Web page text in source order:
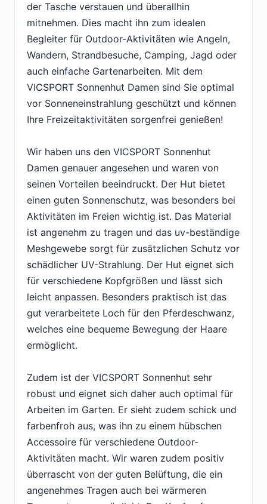
der Tasche verstauen und überallhin
mitnehmen. Dies macht ihn zum idealen
Begleiter für Outdoor-Aktivitäten wie Angeln,
Wandern, Strandbesuche, Camping, Jagd oder
auch einfache Gartenarbeiten. Mit dem
VICSPORT Sonnenhut Damen sind Sie optimal
vor Sonneneinstrahlung geschützt und können
Ihre Freizeitaktivitäten sorgenfrei genießen!
Wir haben uns den VICSPORT Sonnenhut
Damen genauer angesehen und waren von
seinen Vorteilen beeindruckt. Der Hut bietet
einen guten Sonnenschutz, was besonders bei
Aktivitäten im Freien wichtig ist. Das Material
ist angenehm zu tragen und das uv-beständige
Meshgewebe sorgt für zusätzlichen Schutz vor
schädlicher UV-Strahlung. Der Hut eignet sich
für verschiedene Kopfgrößen und lässt sich
leicht anpassen. Besonders praktisch ist das
gut verarbeitete Loch für den Pferdeschwanz,
welches eine bequeme Bewegung der Haare
ermöglicht.
Zudem ist der VICSPORT Sonnenhut sehr
robust und eignet sich daher auch optimal für
Arbeiten im Garten. Er sieht zudem schick und
farbenfroh aus, was ihn zu einem hübschen
Accessoire für verschiedene Outdoor-
Aktivitäten macht. Wir waren zudem positiv
überrascht von der guten Belüftung, die ein
angenehmes Tragen auch bei wärmeren